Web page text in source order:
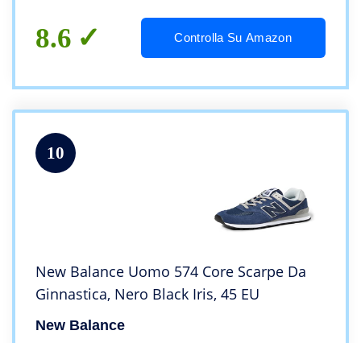
8.6 Controlla Su Amazon
10
New Balance Uomo 574 Core Scarpe Da
Ginnastica, Nero Black Iris, 45 EU
New Balance